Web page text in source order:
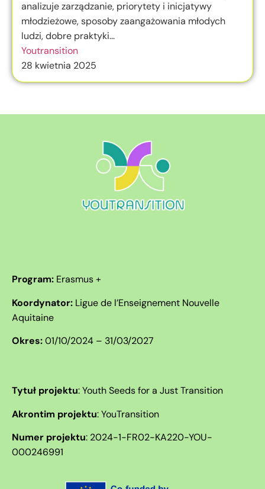
analizuje zarządzanie, priorytety i inicjatywy
młodzieżowe, sposoby zaangażowania młodych
ludzi, dobre praktyki...
Youtransition
28 kwietnia 2025
Program: Erasmus +
Koordynator: Ligue de l’Enseignement Nouvelle
Aquitaine
Okres:01/10/2024 – 31/03/2027
Tytuł projektu:Youth Seeds for a Just Transition
Akrontim projektu: YouTransition
Numer projektu: 2024-1-FR02-KA220-YOU-
000246991